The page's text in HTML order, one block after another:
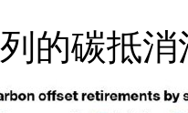
碳抵消